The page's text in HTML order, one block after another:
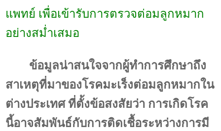
แพทย์ เพื่อเข้ารับการตรวจต่อมลูกหมาก
อย่างสม่ำเสมอ
ข้อมูลน่าสนใจจากผู้ทำการศึกษาถึง
สาเหตุที่มาของโรคมะเร็งต่อมลูกหมากใน
ต่างประเทศ ที่ตั้งข้อสงสัยว่า การเกิดโรค
นี้อาจสัมพันธ์กับการติดเชื้อระหว่างการมี